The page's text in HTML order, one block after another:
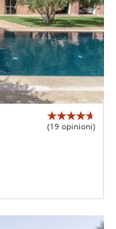
(19 opinioni)